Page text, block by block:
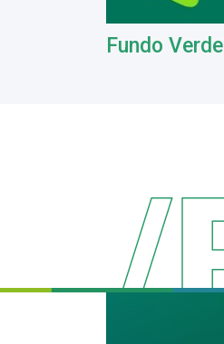
Fundo Verde